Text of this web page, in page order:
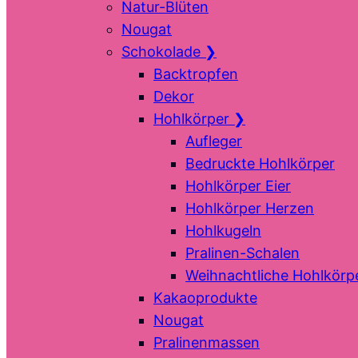
Natur-Blüten
Nougat
Schokolade ❯
Backtropfen
Dekor
Hohlkörper ❯
Aufleger
Bedruckte Hohlkörper
Hohlkörper Eier
Hohlkörper Herzen
Hohlkugeln
Pralinen-Schalen
Weihnachtliche
Kakaoprodukte
Nougat
Pralinenmassen